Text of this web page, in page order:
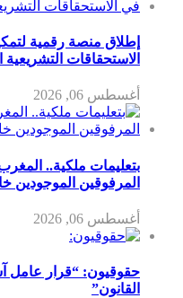
إطلاق منصة رقمية
الاستحقاقات التشريعية المقررة
أغسطس 06, 2026
بتعليمات ملكية..
المرفوقين الموجودين
أغسطس 06, 2026
حقوقيون: “قرار عامل
القانون”